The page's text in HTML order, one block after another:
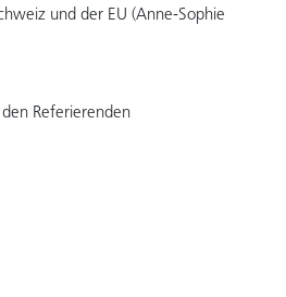
und der EU (Anne-Sophie
Referierenden